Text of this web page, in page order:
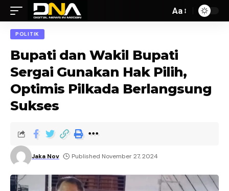
Aa
POLITIK
Bupati dan Wakil Bupati
Sergai Gunakan Hak Pilih,
Optimis Pilkada Berlangsung
Sukses
Jaka Nov Published November 27, 2024